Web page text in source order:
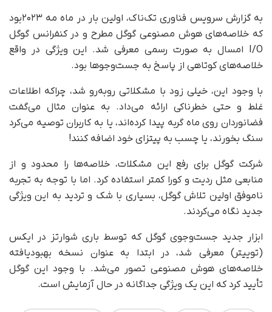
به گزارش سرویس فناوری تک‌ناک، اولین بار در ماه مه ۲۰۲۳بود
که خلاصه‌های هوش مصنوعی گوگل مطرح و در کنفرانس گوگل
I/O امسال به صورت رسمی معرفی شد. این ویژگی در واقع
خلاصه‌های کوتاهی از پاسخ‌ به جست‌وجوها بود.
با وجود این، خیلی زود با مشکلاتی روبه‌رو شد، چراکه اطلاعات
غلط و حتی خطرناکی ارائه می‌داد. به‌ عنوان مثال می‌گفت
فضانوردان روی ماه گربه پیدا کرده‌اند، یا به کاربران توصیه می‌کرد
سنگ بخورند، یا چسب به پیتزای خود اضافه کنند!
شرکت گوگل برای رفع این مشکلات، خلاصه‌ها را محدود و از
منابعی مثل ردیت و کورا کمتر استفاده کرد. اما با توجه به تجربه
ناموفق اولین تلاش گوگل، بسیاری با شک و تردید به این ویژگی
جدید نگاه می‌کردند.
ابزار جدید جست‌وجوی گوگل که توسط باری شوارتز در ایکس
(توییتر) معرفی شد، در ابتدا به عنوان نسخه‌ بهبود‌یافته‌
خلاصه‌های هوش مصنوعی تصور می‌شد. با وجود این گوگل
تأیید کرد که این یک ویژگی جداگانه در حال آزمایش است.